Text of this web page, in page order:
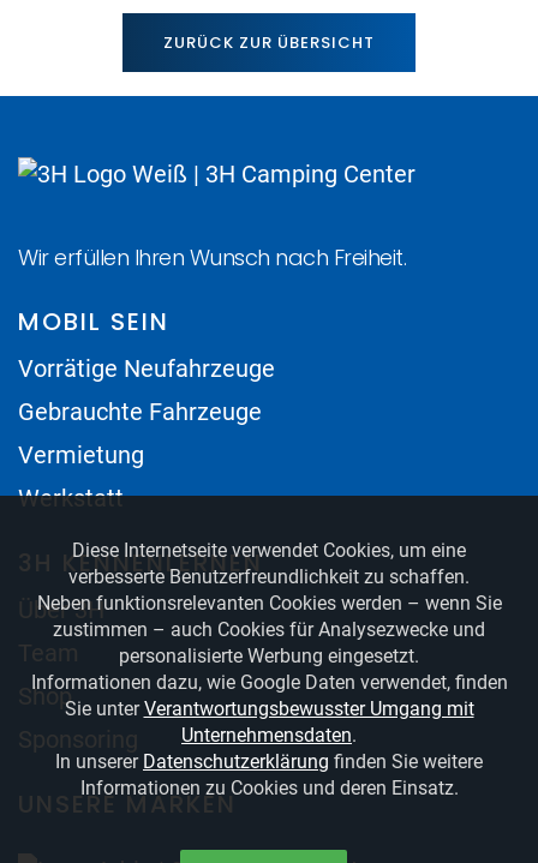
ZURÜCK ZUR ÜBERSICHT
Wir erfüllen Ihren Wunsch nach Freiheit.
MOBIL SEIN
Vorrätige Neufahrzeuge
Gebrauchte Fahrzeuge
Vermietung
Werkstatt
3H KENNENLERNEN
Über 3H
Team
Shop
Sponsoring
UNSERE MARKEN
Diese Internetseite verwendet Cookies, um eine
verbesserte Benutzerfreundlichkeit zu schaffen.
Neben funktionsrelevanten Cookies werden – wenn Sie
zustimmen – auch Cookies für Analysezwecke und
personalisierte Werbung eingesetzt.
Informationen dazu, wie Google Daten verwendet, finden
Sie unterVerantwortungsbewusster Umgang mit
Unternehmensdaten.
In unserer Datenschutzerklärung finden Sie weitere
Informationen zu Cookies und deren Einsatz.